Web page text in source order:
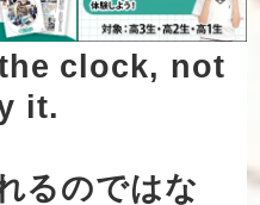
clock, not
it.
るのではな